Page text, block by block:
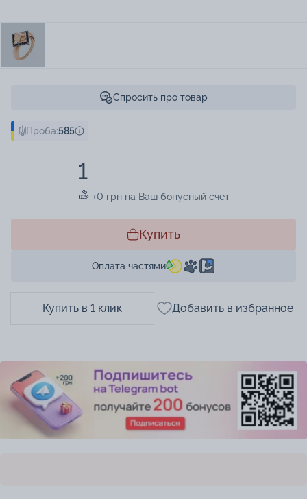
Спросить про товар
Проба:585
1
+0 грн на Ваш бонусный счет
Купить
Оплата частями
Купить в 1 клик Добавить в избранное